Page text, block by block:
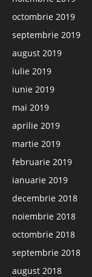
octombrie 2019
septembrie 2019
august 2019
iulie 2019
iunie 2019
mai 2019
aprilie 2019
martie 2019
februarie 2019
ianuarie 2019
decembrie 2018
noiembrie 2018
octombrie 2018
septembrie 2018
august 2018